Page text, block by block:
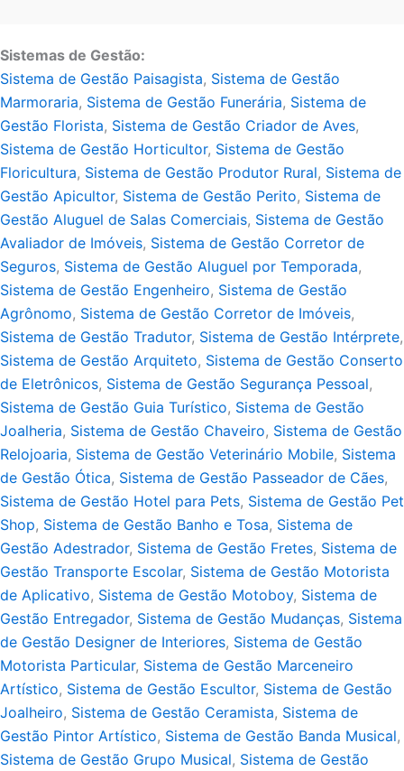
Sistemas de Gestão:
Sistema de Gestão Paisagista, Sistema de Gestão
Marmoraria, Sistema de Gestão Funerária, Sistema de
Gestão Florista, Sistema de Gestão Criador de Aves,
Sistema de Gestão Horticultor, Sistema de Gestão
Floricultura, Sistema de Gestão Produtor Rural, Sistema de
Gestão Apicultor, Sistema de Gestão Perito, Sistema de
Gestão Aluguel de Salas Comerciais, Sistema de Gestão
Avaliador de Imóveis, Sistema de Gestão Corretor de
Seguros, Sistema de Gestão Aluguel por Temporada,
Sistema de Gestão Engenheiro, Sistema de Gestão
Agrônomo, Sistema de Gestão Corretor de Imóveis,
Sistema de Gestão Tradutor, Sistema de Gestão Intérprete,
Sistema de Gestão Arquiteto, Sistema de Gestão Conserto
de Eletrônicos, Sistema de Gestão Segurança Pessoal,
Sistema de Gestão Guia Turístico, Sistema de Gestão
Joalheria, Sistema de Gestão Chaveiro, Sistema de Gestão
Relojoaria, Sistema de Gestão Veterinário Mobile, Sistema
de Gestão Ótica, Sistema de Gestão Passeador de Cães,
Sistema de Gestão Hotel para Pets, Sistema de Gestão Pet
Shop, Sistema de Gestão Banho e Tosa, Sistema de
Gestão Adestrador, Sistema de Gestão Fretes, Sistema de
Gestão Transporte Escolar, Sistema de Gestão Motorista
de Aplicativo, Sistema de Gestão Motoboy, Sistema de
Gestão Entregador, Sistema de Gestão Mudanças, Sistema
de Gestão Designer de Interiores, Sistema de Gestão
Motorista Particular, Sistema de Gestão Marceneiro
Artístico, Sistema de Gestão Escultor, Sistema de Gestão
Joalheiro, Sistema de Gestão Ceramista, Sistema de
Gestão Pintor Artístico, Sistema de Gestão Banda Musical,
Sistema de Gestão Grupo Musical, Sistema de Gestão